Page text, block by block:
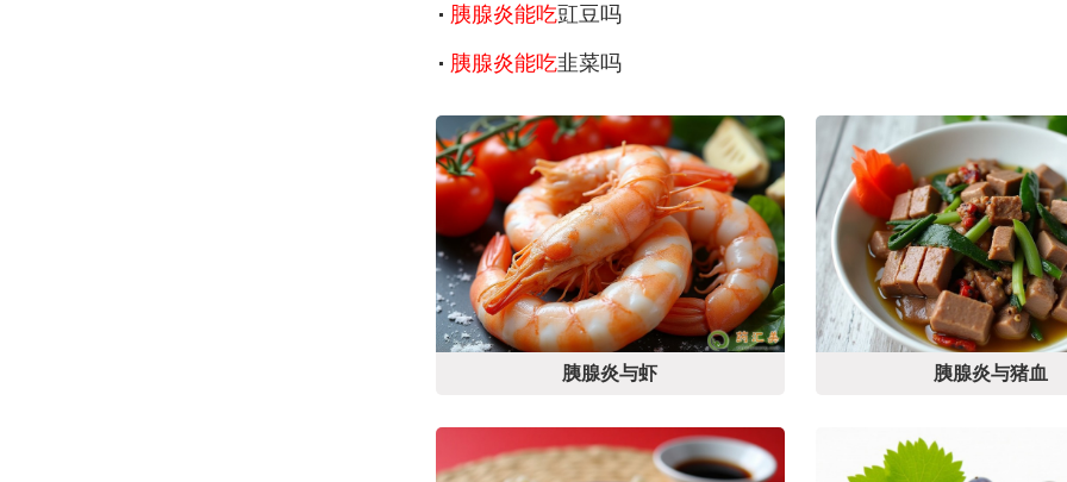
胰腺炎能吃豇豆吗
胰腺炎能吃韭菜吗
胰腺炎与虾 胰腺炎与猪血